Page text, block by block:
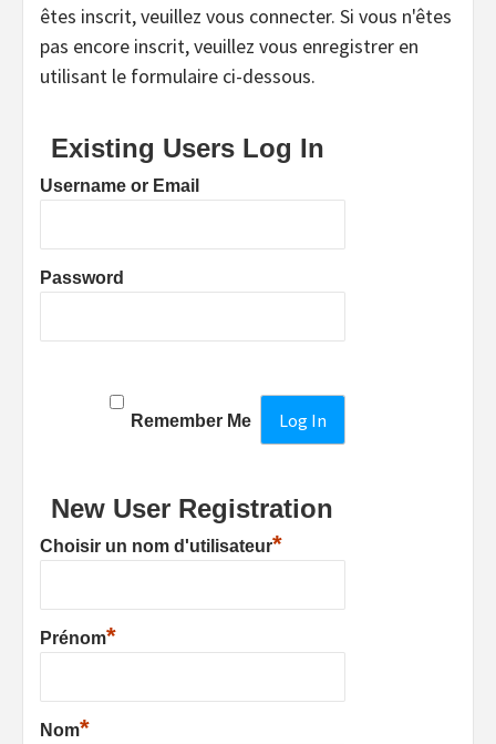
êtes inscrit, veuillez vous connecter. Si vous n'êtes
pas encore inscrit, veuillez vous enregistrer en
utilisant le formulaire ci-dessous.
Existing Users Log In
Username or Email
Password
Remember Me
New User Registration
Choisir un nom d'utilisateur*
Prénom*
Nom*